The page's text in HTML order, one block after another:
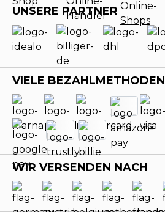
UNSERE PARTNER
VIELE BEZAHLMETHODEN
WIR VERSENDEN NACH